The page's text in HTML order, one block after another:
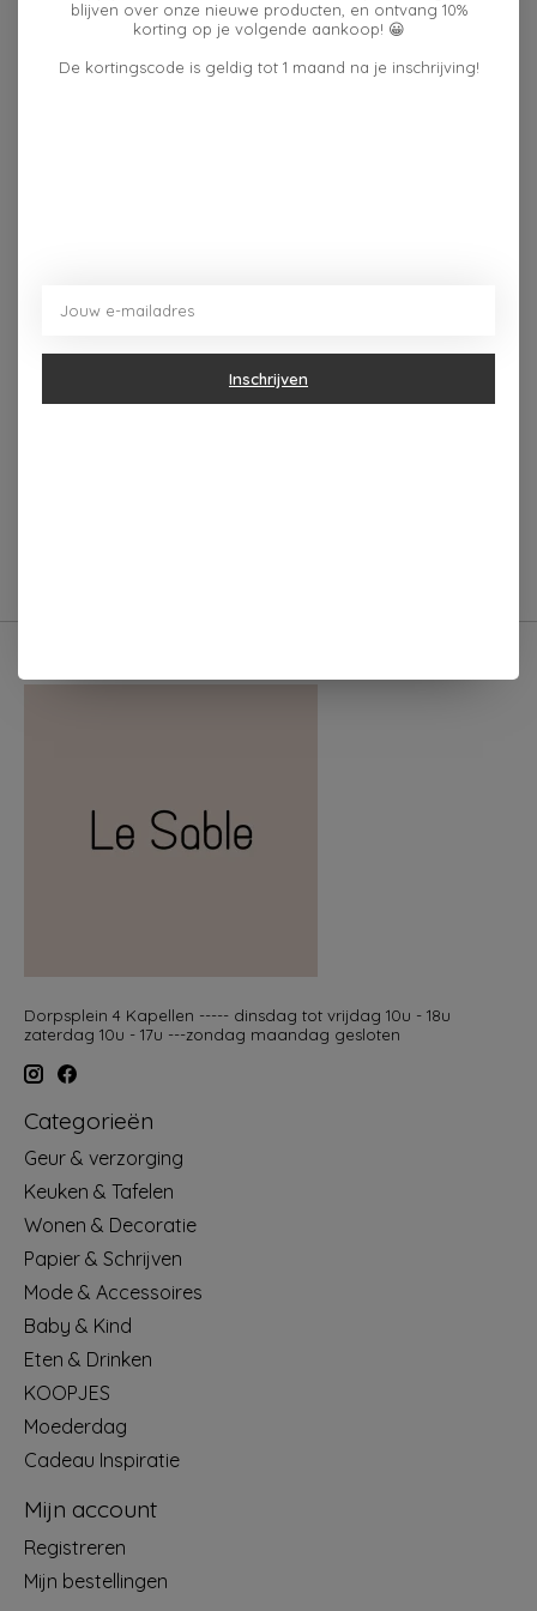
beoordelingen
Dorpsplein 4 Kapellen ----- dinsdag tot vrijdag 10u - 18u
zaterdag 10u - 17u ---zondag maandag gesloten
Categorieën
Geur & verzorging
Keuken & Tafelen
Wonen & Decoratie
Papier & Schrijven
Mode & Accessoires
Baby & Kind
Eten & Drinken
KOOPJES
Moederdag
Cadeau Inspiratie
Mijn account
Registreren
Mijn bestellingen
blijven over onze nieuwe producten, en ontvang 10%
korting op je volgende aankoop! 😀
De kortingscode is geldig tot 1 maand na je inschrijving!
Inschrijven